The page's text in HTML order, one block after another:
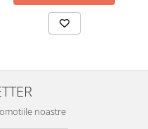
noastre